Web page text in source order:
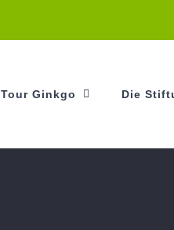
Tour Ginkgo Die